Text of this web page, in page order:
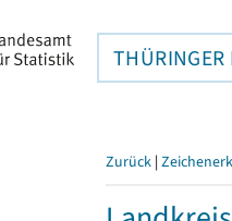
THÜRINGER
Zurück |